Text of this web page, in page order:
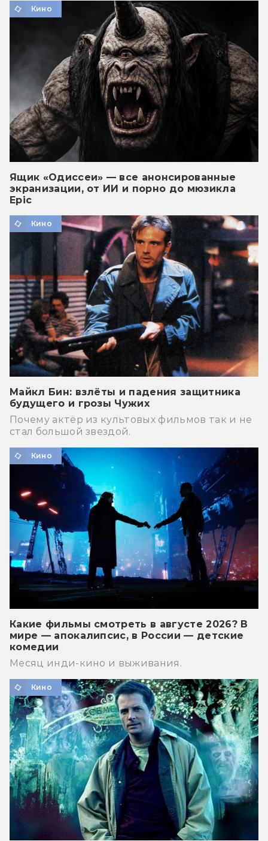
Кино
Ящик «Одиссеи» — все анонсированные
экранизации, от ИИ и порно до мюзикла
Epic
Кино
Майкл Бин: взлёты и падения защитника
будущего и грозы Чужих
Почему актёр из культовых фильмов так и не
стал большой звездой.
Кино
Какие фильмы смотреть в августе 2026? В
мире — апокалипсис, в России — детские
комедии
Месяц инди-кино и выживания.
Кино